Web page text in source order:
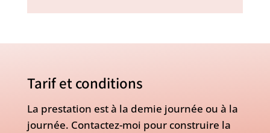
Tarif et conditions
La prestation est à la demie journée ou à la
journée. Contactez-moi pour construire la